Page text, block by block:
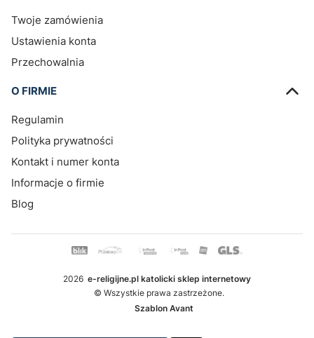
Twoje zamówienia
Ustawienia konta
Przechowalnia
O FIRMIE
Regulamin
Polityka prywatności
Kontakt i numer konta
Informacje o firmie
Blog
2026 e-religijne.pl katolicki sklep internetowy
© Wszystkie prawa zastrzeżone.
Szablon Avant